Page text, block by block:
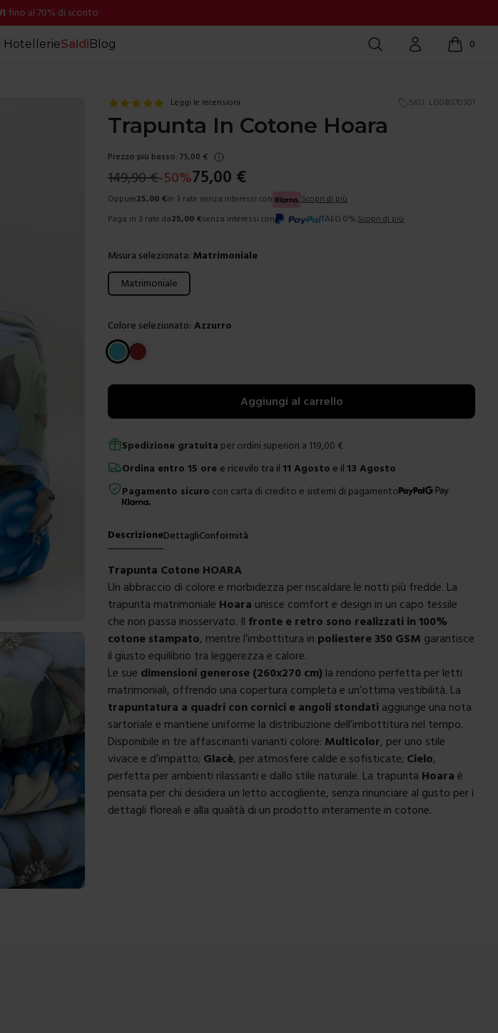
fino al 70% di sconto
HotellerieSaldiBlog Cerca Account 0
items in
Leggi le recensioni SKU: LG08070301
Trapunta In Cotone Hoara
Prezzo più basso: 75,00 €
149,90€-50%75,00 €
Oppure25,00 €in 3 rate senza interessi con
Scopri di più
Paga in 3 rate da25,00 €senza interessi con TAEG 0%. Scopri di più
Misura selezionata: Matrimoniale
Scegli una misura
Matrimoniale
Colore selezionato: Azzurro
Scegli un colore
Aggiungi al carrello
Spedizione gratuita per ordini superiori a 119,00 €
Ordina entro15 ore e ricevilo tra il11 Agosto e il 13 Agosto
Pagamento sicuro con carta di credito e sistemi di pagamento
DescrizioneDettagliConformità
Trapunta Cotone HOARA
Un abbraccio di colore e morbidezza per riscaldare le notti più fredde. La
trapunta matrimoniale Hoara unisce comfort e design in un capo tessile
che non passa inosservato. Il fronte e retro sono realizzati in 100%
cotone stampato, mentre l’imbottitura in poliestere 350 GSM garantisce
il giusto equilibrio tra leggerezza e calore.
Le sue dimensioni generose (260x270 cm) la rendono perfetta per letti
matrimoniali, offrendo una copertura completa e un’ottima vestibilità. La
trapuntatura a quadri con cornici e angoli stondati aggiunge una nota
sartoriale e mantiene uniforme la distribuzione dell’imbottitura nel tempo.
Disponibile in tre affascinanti varianti colore: Multicolor, per uno stile
vivace e d’impatto; Glacè, per atmosfere calde e sofisticate; Cielo,
perfetta per ambienti rilassanti e dallo stile naturale. La trapunta Hoara è
pensata per chi desidera un letto accogliente, senza rinunciare al gusto per i
dettagli floreali e alla qualità di un prodotto interamente in cotone.